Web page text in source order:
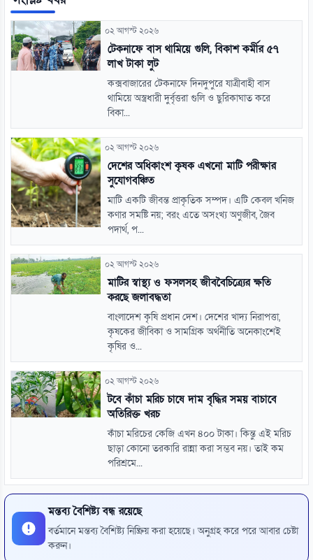
০২ আগস্ট ২০২৬
টেকনাফে বাস থামিয়ে গুলি, বিকাশ কর্মীর ৫৭
লাখ টাকা লুট
কক্সবাজারের টেকনাফে দিনদুপুরে যাত্রীবাহী বাস
থামিয়ে অস্ত্রধারী দুর্বৃত্তরা গুলি ও ছুরিকাঘাত করে
বিকা...
০২ আগস্ট ২০২৬
দেশের অধিকাংশ কৃষক এখনো মাটি পরীক্ষার
সুযোগবঞ্চিত
মাটি একটি জীবন্ত প্রাকৃতিক সম্পদ। এটি কেবল খনিজ
কণার সমষ্টি নয়; বরং এতে অসংখ্য অণুজীব, জৈব
পদার্থ, প...
০২ আগস্ট ২০২৬
মাটির স্বাস্থ্য ও ফসলসহ জীববৈচিত্র্যের ক্ষতি
করছে জলাবদ্ধতা
বাংলাদেশ কৃষি প্রধান দেশ। দেশের খাদ্য নিরাপত্তা,
কৃষকের জীবিকা ও সামগ্রিক অর্থনীতি অনেকাংশেই
কৃষির ও...
০২ আগস্ট ২০২৬
টবে কাঁচা মরিচ চাষে দাম বৃদ্ধির সময় বাচাবে
অতিরিক্ত খরচ
কাঁচা মরিচের কেজি এখন ৪০০ টাকা। কিন্তু এই মরিচ
ছাড়া কোনো তরকারি রান্না করা সম্ভব নয়। তাই কম
পরিশ্রমে...
মন্তব্য বৈশিষ্ট্য বন্ধ রয়েছে
বর্তমানে মন্তব্য বৈশিষ্ট্য নিষ্ক্রিয় করা হয়েছে। অনুগ্রহ করে পরে আবার চেষ্টা
করুন।